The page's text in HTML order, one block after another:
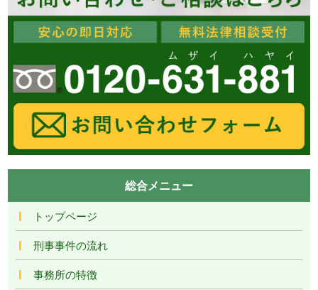
総合メニュー
トップページ
刑事事件の流れ
事務所の特徴